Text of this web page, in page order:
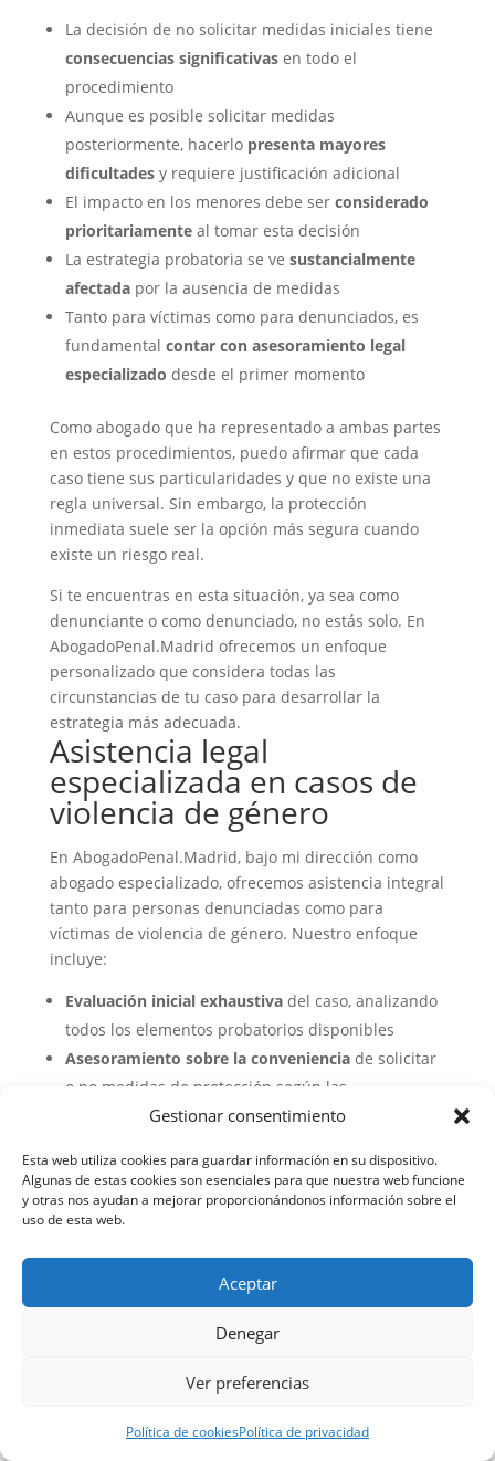
Gestionar consentimiento
Esta web utiliza cookies para guardar información en su dispositivo.
Algunas de estas cookies son esenciales para que nuestra web funcione
y otras nos ayudan a mejorar proporcionándonos información sobre el
uso de esta web.
Aceptar
Denegar
Ver preferencias
Política de cookiesPolítica de privacidad
La decisión de no solicitar medidas iniciales tiene
consecuencias significativasen todo el
procedimiento
Aunque es posible solicitar medidas
posteriormente, hacerlo presenta mayores
dificultadesy requiere justificación adicional
El impacto en los menores debe ser considerado
prioritariamenteal tomar esta decisión
La estrategia probatoria se ve sustancialmente
afectadapor la ausencia de medidas
Tanto para víctimas como para denunciados, es
fundamental contar con asesoramiento legal
especializado desde el primer momento
Como abogado que ha representado a ambas partes
en estos procedimientos, puedo afirmar que cada
caso tiene sus particularidades y que no existe una
regla universal. Sin embargo, la protección
inmediata suele ser la opción más segura cuando
existe un riesgo real.
Si te encuentras en esta situación, ya sea como
denunciante o como denunciado, no estás solo. En
AbogadoPenal.Madrid ofrecemos un enfoque
personalizado que considera todas las
circunstancias de tu caso para desarrollar la
estrategia más adecuada.
Asistencia legal
especializada en casos de
violencia de género
En AbogadoPenal.Madrid, bajo mi dirección como
abogado especializado, ofrecemos asistencia integral
tanto para personas denunciadas como para
víctimas de violencia de género. Nuestro enfoque
incluye:
Evaluación inicial exhaustivadel caso, analizando
todos los elementos probatorios disponibles
Asesoramiento sobre la convenienciade solicitar
o no medidas de protección según las
circunstancias
desde la denuncia inicial hasta el juicio
Preparación de solicitudes de medidasen
cualquier fase del procedimiento, con la
justificación adecuada
Estrategias de defensa específicas
Recursos contra resoluciones
protección cuando no sean ajustadas a derecho
Entendemos la complejidad emocional y legal de